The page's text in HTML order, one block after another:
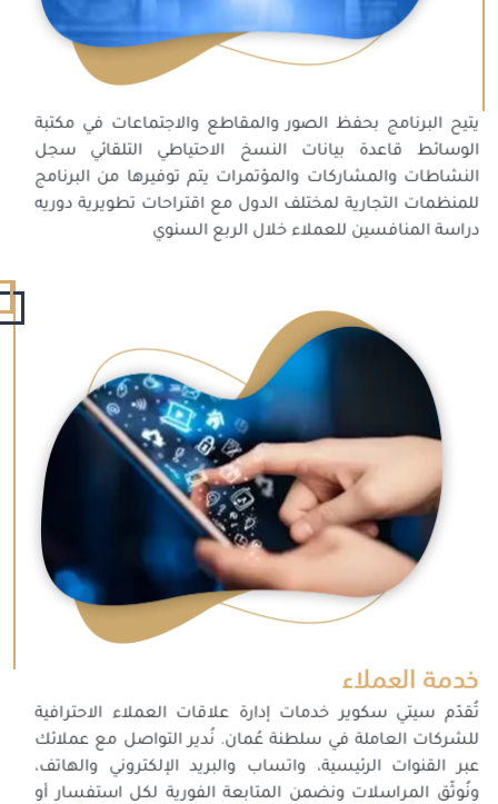
يتيح البرنامج بحفظ الصور والمقاطع والاجتماعات في مكتبة
الوسائط قاعدة بيانات النسخ الاحتياطي التلقائي سجل
النشاطات والمشاركات والمؤتمرات يتم توفيرها من البرنامج
للمنظمات التجارية لمختلف الدول مع اقتراحات تطويرية دوريه
دراسة المنافسين للعملاء خلال الربع السنوي
خدمة العملاء
تُقدّم سيتي سكوير خدمات إدارة علاقات العملاء الاحترافية
للشركات العاملة في سلطنة عُمان. نُدير التواصل مع عملائك
عبر القنوات الرئيسية، واتساب والبريد الإلكتروني والهاتف،